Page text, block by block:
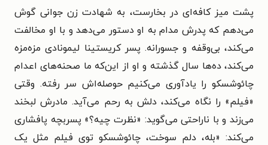
پشت میز کافه‌ای در بخارست، به شهادت زن جوانی گوش
می‌دهم که پدرش مدام به او دستور می‌دهد و با او مخالفت
می‌کند، بی‌وقفه و جسورانه. پسر کریستینا لیمونادی مزه‌مزه
می‌کند، ده‌ها سال گذشته و او از این‌که ما صحنه‌های اعدام
چائوشسکو را یادآوری می‌کنیم حوصله‌اش سر رفته. وقتی
«فیلم» را نگاه می‌کند، دلش به رحم می‌آید. مادرش لبخند
می‌زند و با ناراحتی می‌گوید: «نظرت چیه؟» پسربچه پافشاری
می‌کند: «بله، دلم سوخت، چائوشسکو توی فیلم مثل یک